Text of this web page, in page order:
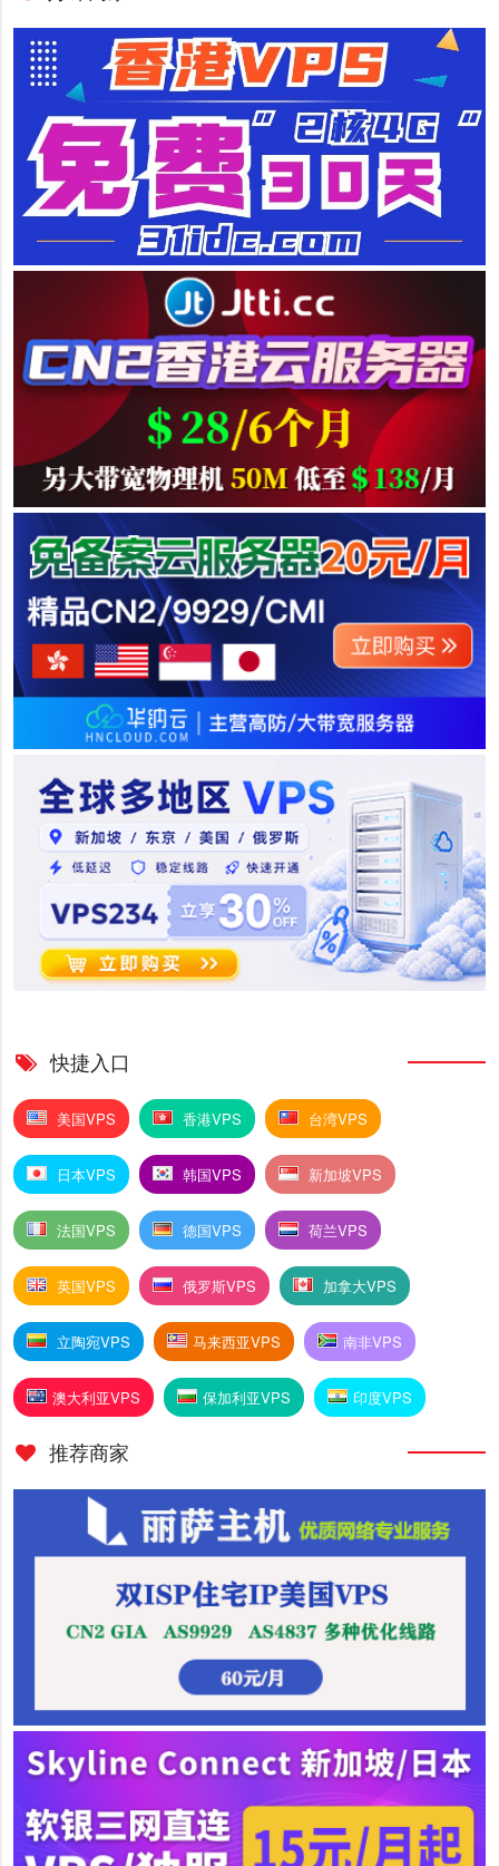
快捷入口
美国VPS 香港VPS 台湾VPS
日本VPS 韩国VPS 新加坡VPS
法国VPS 德国VPS 荷兰VPS
英国VPS 俄罗斯VPS 加拿大VPS
立陶宛VPS 马来西亚VPS 南非VPS
澳大利亚VPS 保加利亚VPS 印度VPS
推荐商家